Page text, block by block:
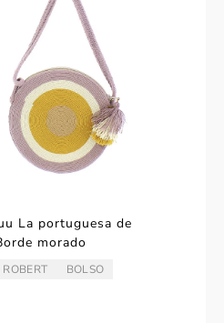
La portuguesa de
morado
TIPO:
BOLSO